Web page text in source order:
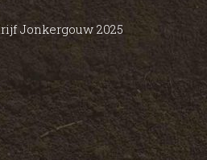
Jonkergouw 2025